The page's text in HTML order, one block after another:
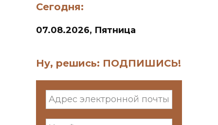
Сегодня:
07.08.2026, Пятница
Ну, решись: ПОДПИШИСЬ!